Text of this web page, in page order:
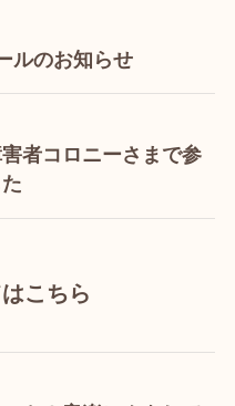
ルのお知らせ
者コロニーさまで参
こちら